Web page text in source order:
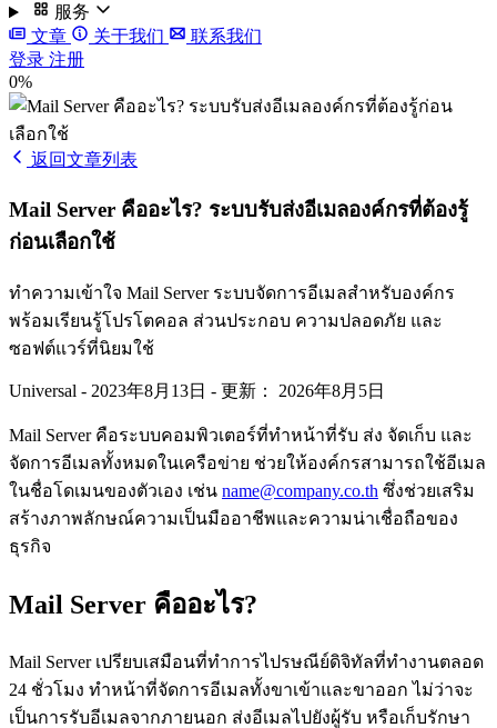
服务
文章
关于我们
联系我们
登录 注册
0%
返回文章列表
Mail Server คืออะไร? ระบบรับส่งอีเมลองค์กรที่ต้องรู้
ก่อนเลือกใช้
ทำความเข้าใจ Mail Server ระบบจัดการอีเมลสำหรับองค์กร
พร้อมเรียนรู้โปรโตคอล ส่วนประกอบ ความปลอดภัย และ
ซอฟต์แวร์ที่นิยมใช้
Universal - 2023年8月13日 - 更新： 2026年8月5日
Mail Server คือระบบคอมพิวเตอร์ที่ทำหน้าที่รับ ส่ง จัดเก็บ และ
จัดการอีเมลทั้งหมดในเครือข่าย ช่วยให้องค์กรสามารถใช้อีเมล
ในชื่อโดเมนของตัวเอง เช่น name@company.co.th ซึ่งช่วยเสริม
สร้างภาพลักษณ์ความเป็นมืออาชีพและความน่าเชื่อถือของ
ธุรกิจ
Mail Server คืออะไร?
Mail Server เปรียบเสมือนที่ทำการไปรษณีย์ดิจิทัลที่ทำงานตลอด
24 ชั่วโมง ทำหน้าที่จัดการอีเมลทั้งขาเข้าและขาออก ไม่ว่าจะ
เป็นการรับอีเมลจากภายนอก ส่งอีเมลไปยังผู้รับ หรือเก็บรักษา